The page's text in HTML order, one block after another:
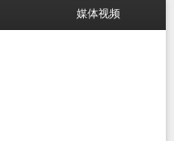
媒体视频